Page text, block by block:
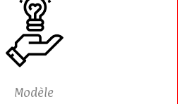
Modèle